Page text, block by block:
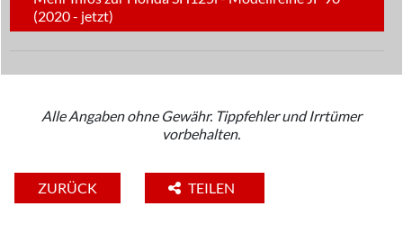
(2020 - jetzt)
Alle Angaben ohne Gewähr. Tippfehler und Irrtümer
vorbehalten.
ZURÜCK TEILEN